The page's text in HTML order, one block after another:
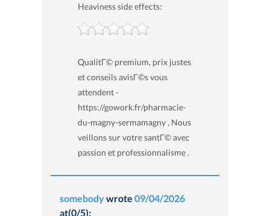
Heaviness side effects:
QualitГ© premium, prix justes
et conseils avisГ©s vous
attendent -
https://gowork.fr/pharmacie-
du-magny-sermamagny , Nous
veillons sur votre santГ© avec
passion et professionnalisme .
somebodywrote 09/04/2026
at(0/5):